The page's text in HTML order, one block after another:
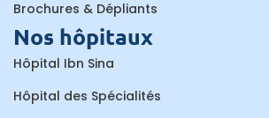
Brochures & Dépliants
Nos hôpitaux
Hôpital Ibn Sina
Hôpital des Spécialités